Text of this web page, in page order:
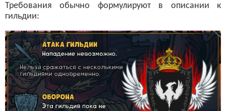
Требования обычно формулируют в описании к
гильдии: